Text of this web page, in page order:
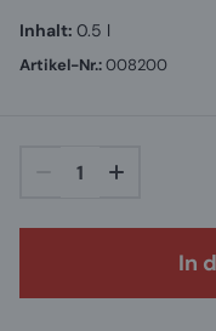
Inhalt: 0.5 l
Artikel-Nr.:008200
In